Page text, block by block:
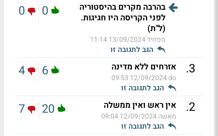
בהרבה מקרים בהיסטוריה
לפני הקריסה היו חגיגות.
(ל"ת)
מפחיד13/09/2024 11:14
הגב לתגובה זו
0
0
3
. אזרחים ללא מדינה
do
12/09/2024 09:53
הגב לתגובה זו
6
4
2
. אין ראש ואין ממשלה
מאשה12/09/2024 09:04
הגב לתגובה זו
20
7